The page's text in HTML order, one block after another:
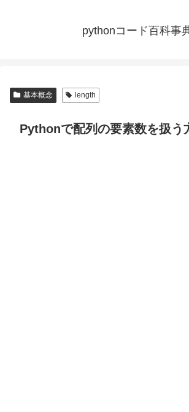
pythonコード百科事
基本概念 length
Pythonで配列の要素数を扱う